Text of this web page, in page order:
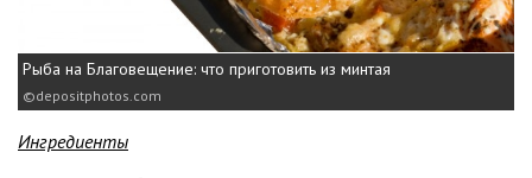
Рыба на Благовещение: что приготовить из минтая
depositphotos.com
Ингредиенты